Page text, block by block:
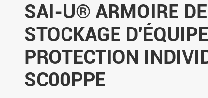
SAI-U® ARMOIRE DE
STOCKAGE
PROTECTION
SC00PPE